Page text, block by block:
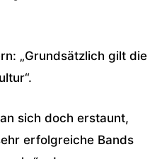
„Grundsätzlich gilt die
sich doch erstaunt,
erfolgreiche Bands